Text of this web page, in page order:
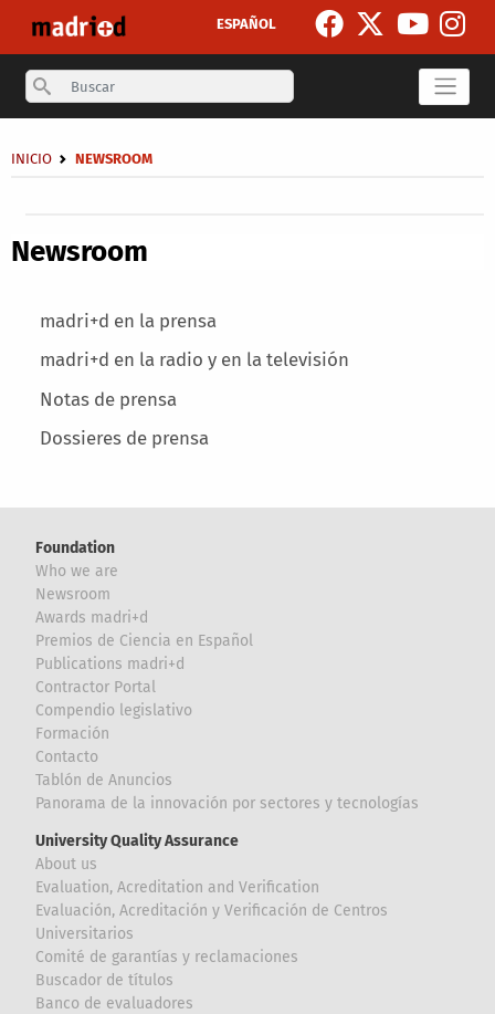
ESPAÑOL
Search
Breadcrumb
INICIO NEWSROOM
Main menu
madri+d en la prensa
madri+d en la radio y en la televisión
Notas de prensa
Dossieres de prensa
Newsroom
Foundation
Who we are
Newsroom
Awards madri+d
Premios de Ciencia en Español
Publications madri+d
Contractor Portal
Compendio legislativo
Formación
Contacto
Tablón de Anuncios
Panorama de la innovación por sectores y tecnologías
University Quality Assurance
About us
Evaluation, Acreditation and Verification
Evaluación, Acreditación y Verificación de Centros
Universitarios
Comité de garantías y reclamaciones
Buscador de títulos
Banco de evaluadores